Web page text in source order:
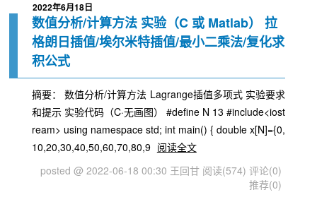
2022年6月18日
数值分析/计算方法 实验（C 或 Matlab） 拉
格朗日插值/埃尔米特插值/最小二乘法/复化求
积公式
摘要： 数值分析/计算方法 Lagrange插值多项式 实验要求
和提示 实验代码（C·无画图） #define N 13 #include<iost
ream> using namespace std; int main() { double x[N]={0,
10,20,30,40,50,60,70,80,9 阅读全文
posted @ 2022-06-18 00:30 王回甘 阅读(574) 评论(0)
推荐(0)